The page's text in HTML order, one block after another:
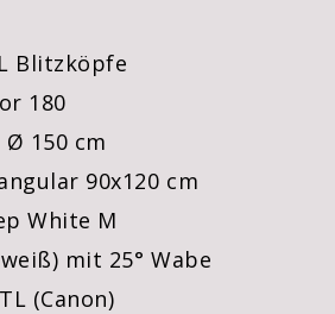
Blitzköpfe
180
150 cm
90x120 cm
White M
mit 25° Wabe
(Canon)